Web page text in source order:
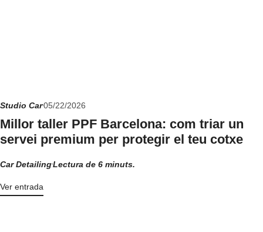
Studio Car05/22/2026
Millor taller PPF Barcelona: com triar un
servei premium per protegir el teu cotxe
Car DetailingLectura de 6 minuts.
Ver entrada